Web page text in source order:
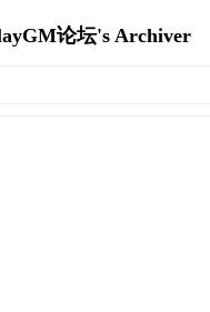
论坛's Archiver